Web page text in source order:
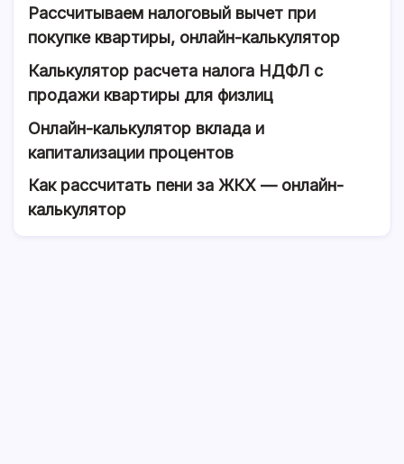
Рассчитываем налоговый вычет при
покупке квартиры, онлайн-калькулятор
Калькулятор расчета налога НДФЛ с
продажи квартиры для физлиц
Онлайн-калькулятор вклада и
капитализации процентов
Как рассчитать пени за ЖКХ — онлайн-
калькулятор